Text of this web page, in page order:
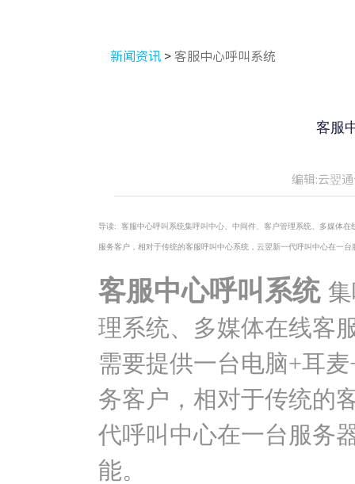
新闻资讯 > 客服中心呼叫系统
客服
编辑:云翌
导读: 客服中心呼叫系统集呼叫中心、中间件、客户管理系统、多媒体
服务客户，相对于传统的客服呼叫中心系统，云翌新一代呼叫中心在一
客服中心呼叫系统
理系统、多媒体在线客
需要提供一台电脑+耳
务客户，相对于传统的
代呼叫中心在一台服务
能。